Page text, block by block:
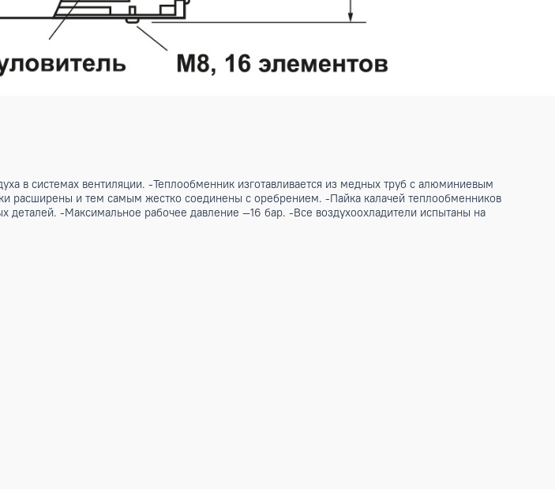
воздуха в системах вентиляции. -Теплообменник изготавливается из медных труб с
расширены и тем самым жестко соединены с оребрением. -Пайка калачей
паяных деталей. -Максимальное рабочее давление —16 бар. -Все воздухоохладители